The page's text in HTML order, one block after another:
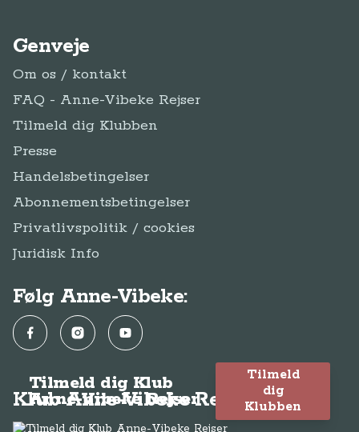
Genveje
Om os / kontakt
FAQ - Anne-Vibeke Rejser
Tilmeld dig Klubben
Presse
Handelsbetingelser
Abonnementsbetingelser
Privatlivspolitik / cookies
Juridisk Info
Følg Anne-Vibeke:
FacebookInstagramYouTube
Klub Anne-Vibeke Rejser
Tilmeld dig Klub
Anne-Vibeke Rejser
Tilmeld
dig
Klubben